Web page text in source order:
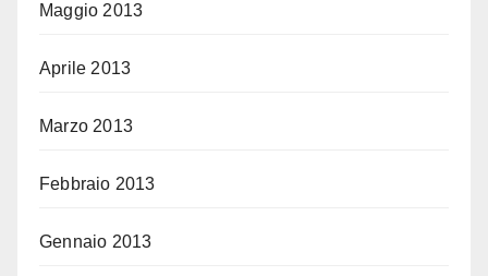
Maggio 2013
Aprile 2013
Marzo 2013
Febbraio 2013
Gennaio 2013